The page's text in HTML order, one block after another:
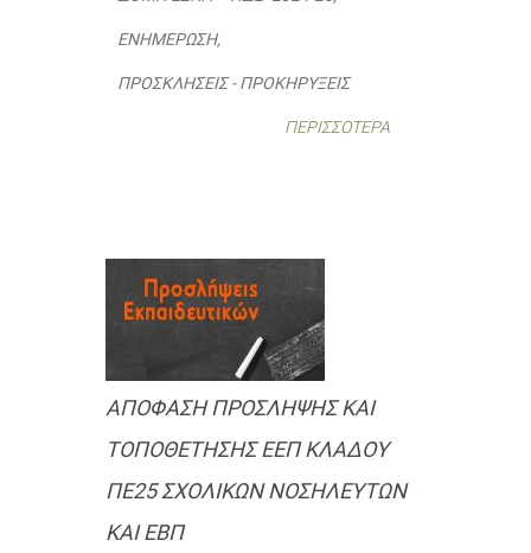
ΕΝΗΜΈΡΩΣΗ,
ΠΡΟΣΚΛΉΣΕΙΣ - ΠΡΟΚΗΡΎΞΕΙΣ
ΠΕΡΙΣΣΌΤΕΡΑ
ΑΠΟΦΑΣΗ ΠΡΟΣΛΗΨΗΣ ΚΑΙ
ΤΟΠΟΘΕΤΗΣΗΣ ΕΕΠ ΚΛΑΔΟΥ
ΠΕ25 ΣΧΟΛΙΚΩΝ ΝΟΣΗΛΕΥΤΩΝ
ΚΑΙ ΕΒΠ